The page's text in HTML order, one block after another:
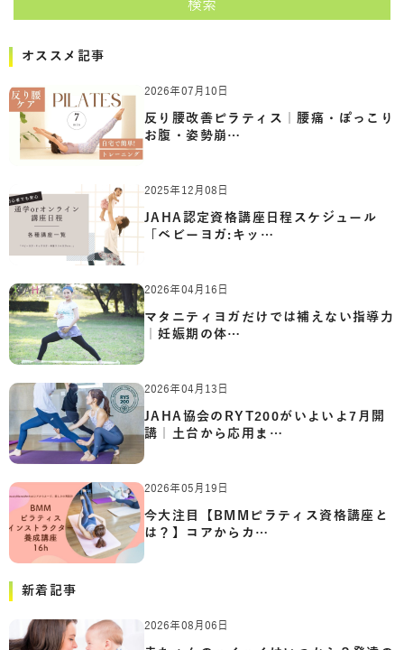
検索
オススメ記事
2026年07月10日
反り腰改善ピラティス｜腰痛・ぽっこり
お腹・姿勢崩…
2025年12月08日
JAHA認定資格講座日程スケジュール
「ベビーヨガ:キッ…
2026年04月16日
マタニティヨガだけでは補えない指導力
｜妊娠期の体…
2026年04月13日
JAHA協会のRYT200がいよいよ7月開
講｜土台から応用ま…
2026年05月19日
今大注目【BMMピラティス資格講座と
は？】コアからカ…
新着記事
2026年08月06日